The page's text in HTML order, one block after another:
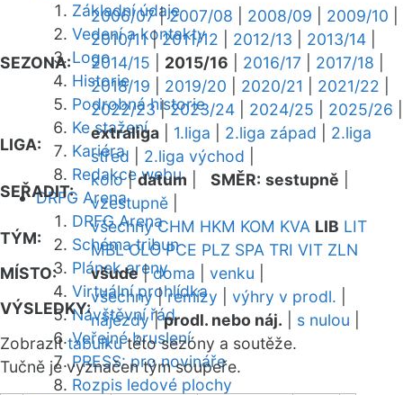
Základní údaje
Vedení a kontakty
Logo
Historie
Podrobná historie
Ke stažení
Kariéra
Redakce webu
DRFG Arena
DRFG Arena
Schéma tribun
Plánek areny
Virtuální prohlídka
Návštěvní řád
Veřejné bruslení
PRESS: pro novináře
Rozpis ledové plochy
SEZONA:
2006/07|2007/08 2008/09 2009/10
2010/11|2011/12 2012/13 2013/14
2014/15
2015/16 2016/17 2017/18
2018/19
2019/20 2020/21 2021/22
2022/23|2023/24 2024/25 2025/26
LIGA:
extraliga 1.liga 2.liga západ
2.liga
střed
2.liga východ
SEŘADIT:
kolo|datum SMĚR: sestupně
vzestupně
TÝM:
všechny CHM HKM KOM KVA LIB LIT
MBL OLO PCE PLZ SPA TRI VIT ZLN
MÍSTO:
všude|doma venku
VÝSLEDKY:
všechny|remízy výhry v prodl.
nájezdy|prodl. nebo náj. s nulou
Zobrazittabulkutéto sezóny a soutěže.
Tučně je vyznačen tým soupeře.